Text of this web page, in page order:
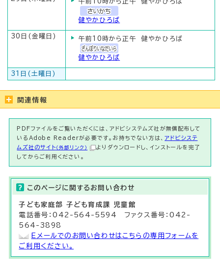
健やかひろば
30日(金曜日) 午前10時から正午 健やかひろば
健やかひろば
31日(土曜日)
関連情報
PDFファイルをご覧いただくには、アドビシステムズ社が無償配布して
いるAdobe Readerが必要です。お持ちでない方は、アドビシステ
ムズ社のサイト （外部リンク）
よりダウンロードし、インストールを完了
してからご利用ください。
このページに関する お問い合わせ
子ども家庭部 子ども育成課 児童館
電話番号：042-564-5594 ファクス番号：042-
564-3898
Eメールでのお問い合わせはこちらの専用フォームを
ご利用ください。